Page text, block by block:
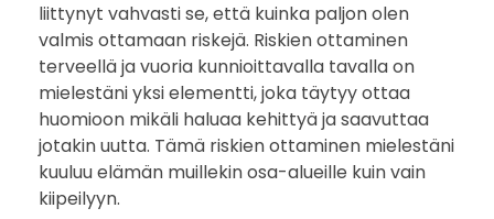
v
u
o
r
i
liittynyt vahvasti se, että kuinka paljon olen
valmis ottamaan riskejä. Riskien ottaminen
terveellä ja vuoria kunnioittavalla tavalla on
mielestäni yksi elementti, joka täytyy ottaa
huomioon mikäli haluaa kehittyä ja saavuttaa
jotakin uutta. Tämä riskien ottaminen mielestäni
kuuluu elämän muillekin osa-alueille kuin vain
kiipeilyyn.